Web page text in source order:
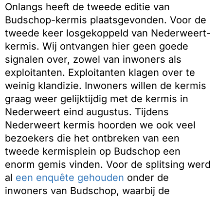
Onlangs heeft de tweede editie van
Budschop-kermis plaatsgevonden. Voor de
tweede keer losgekoppeld van Nederweert-
kermis. Wij ontvangen hier geen goede
signalen over, zowel van inwoners als
exploitanten. Exploitanten klagen over te
weinig klandizie. Inwoners willen de kermis
graag weer gelijktijdig met de kermis in
Nederweert eind augustus. Tijdens
Nederweert kermis hoorden we ook veel
bezoekers die het ontbreken van een
tweede kermisplein op Budschop een
enorm gemis vinden. Voor de splitsing werd
al een enquête gehouden onder de
inwoners van Budschop, waarbij de